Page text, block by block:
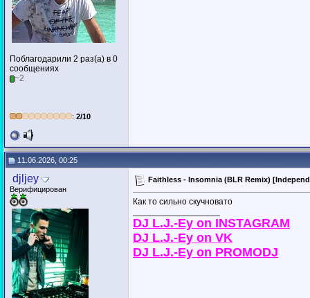
Поблагодарили 2 раз(а) в 0
сообщениях
~2
: 2/10
11.06.2026, 00:25
djljey
Верифицирован
Faithless - Insomnia (BLR Remix)
Как то сильно скучновато
DJ L.J.-Ey on INSTAGRAM
DJ L.J.-Ey on VK
DJ L.J.-Ey on PROMODJ